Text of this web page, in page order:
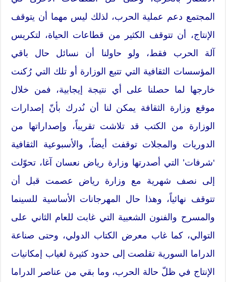
المجتمع دعم عملية الحرب، لذلك ليس مهما أن يتوقف
الإنتاج، أن تتوقف الكثير من قطاعات الحياة، لتكريس
آلة الحرب فقط، ولو حاولنا أن نسائل حال باقي
المؤسسات الثقافية التي تتبع الوزارة أو تلك التي رُكنت
خارجها لما حصلنا على أي نتيجة إيجابية، فمن خلال
موقع وزارة الثقافة يمكن لنا أن نُدرك بأنّ إصدارات
الوزارة من الكتب قد تلاشت تقريباً، وإصداراتها من
الدوريات والمجلات توقفت أيضاً، والأسبوعية الثقافية
‘شرفات’ التي أصدرتها وزارة رياض نعسان آغا، تحوّلت
إلى نصف شهرية مع وزارة رياض عصمت قبل أن
تتوقف نهائياً، وهذا حال المهرجانات الأساسية للسينما
والمسرح والفنون الشعبية التي غابت للعام الثاني على
التوالي، كما غاب معرض الكتاب الدولي، وحتى صناعة
الدراما السورية تقلصت إلى حدود كثيرة لغياب إمكانيات
الإنتاج في ظلّ حالة الحرب، وما بقي من عناصر الدراما